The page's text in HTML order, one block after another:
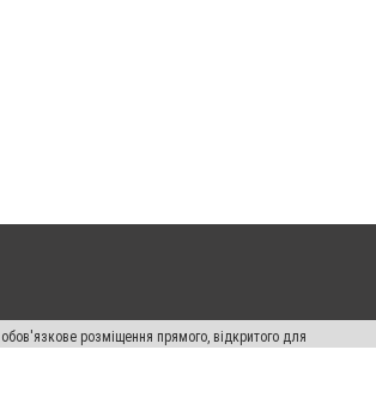
розміщення прямого, відкритого для